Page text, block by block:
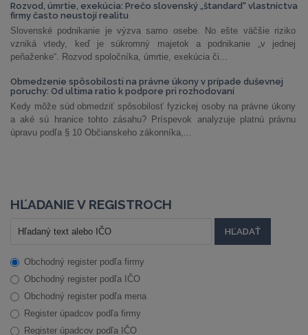
Rozvod, úmrtie, exekúcia: Prečo slovenský „štandard“ vlastníctva
firmy často neustojí realitu
Slovenské podnikanie je výzva samo osebe. No ešte väčšie riziko
vzniká vtedy, keď je súkromný majetok a podnikanie „v jednej
peňaženke“. Rozvod spoločníka, úmrtie, exekúcia či...
Obmedzenie spôsobilosti na právne úkony v prípade duševnej
poruchy: Od ultima ratio k podpore pri rozhodovaní
Kedy môže súd obmedziť spôsobilosť fyzickej osoby na právne úkony
a aké sú hranice tohto zásahu? Príspevok analyzuje platnú právnu
úpravu podľa § 10 Občianskeho zákonníka,...
HĽADANIE V REGISTROCH
Obchodný register podľa firmy
Obchodný register podľa IČO
Obchodný register podľa mena
Register úpadcov podľa firmy
Register úpadcov podľa IČO